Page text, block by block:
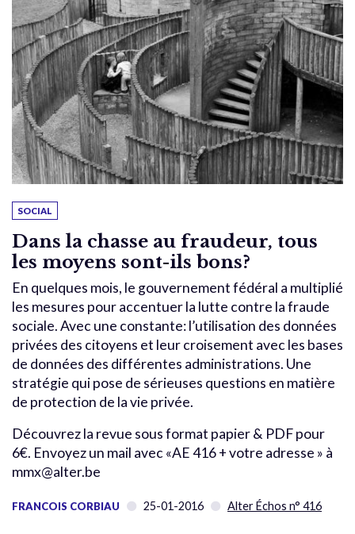
SOCIAL
Dans la chasse au fraudeur, tous
les moyens sont-ils bons?
En quelques mois, le gouvernement fédéral a multiplié
les mesures pour accentuer la lutte contre la fraude
sociale. Avec une constante: l’utilisation des données
privées des citoyens et leur croisement avec les bases
de données des différentes administrations. Une
stratégie qui pose de sérieuses questions en matière
de protection de la vie privée.
Découvrez la revue sous format papier & PDF pour
6€. Envoyez un mail avec «AE 416 + votre adresse » à
mmx@alter.be
FRANCOIS CORBIAU 25-01-2016 Alter Échos n° 416